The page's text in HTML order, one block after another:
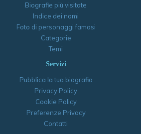
Biografie più visitate
Indice dei nomi
Foto di personaggi famosi
Categorie
Temi
Servizi
Pubblica la tua biografia
Privacy Policy
Cookie Policy
Preferenze Privacy
Contatti